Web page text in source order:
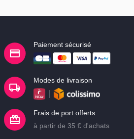
Paiement sécurisé
Modes de livraison
Frais de port offerts
à partir de 35 € d'achats